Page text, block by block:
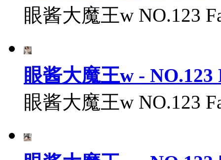
眼酱大魔王w NO.123
眼酱大魔王w - NO.123
眼酱大魔王w NO.123